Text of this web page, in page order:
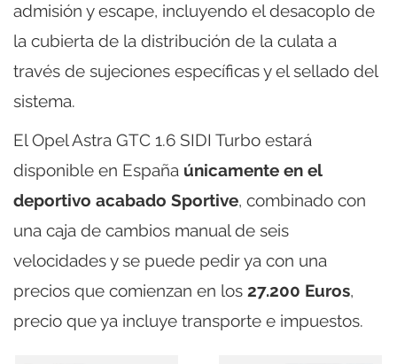
admisión y escape, incluyendo el desacoplo de
la cubierta de la distribución de la culata a
través de sujeciones específicas y el sellado del
sistema.
El Opel Astra GTC 1.6 SIDI Turbo estará
disponible en España únicamente en el
deportivo acabado Sportive, combinado con
una caja de cambios manual de seis
velocidades y se puede pedir ya con una
precios que comienzan en los 27.200 Euros,
precio que ya incluye transporte e impuestos.